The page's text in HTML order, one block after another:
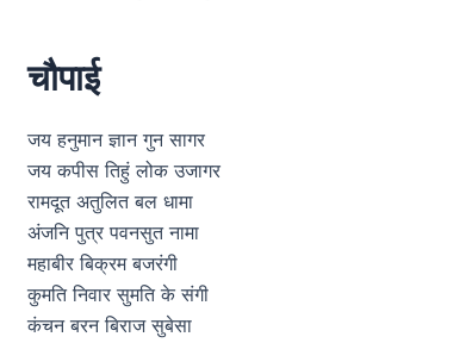
चौपाई
जय हनुमान ज्ञान गुन सागर
जय कपीस तिहुं लोक उजागर
रामदूत अतुलित बल धामा
अंजनि पुत्र पवनसुत नामा
महाबीर बिक्रम बजरंगी
कुमति निवार सुमति के संगी
कंचन बरन बिराज सुबेसा